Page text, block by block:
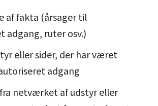
af fakta (årsager til
adgang, ruter osv.)
eller sider, der har været
adgang
netværket af udstyr eller